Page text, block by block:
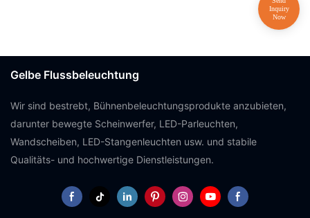
Gelbe Flussbeleuchtung
Wir sind bestrebt, Bühnenbeleuchtungsprodukte anzubieten,
darunter bewegte Scheinwerfer, LED-Parleuchten,
Wandscheiben, LED-Stangenleuchten usw. und stabile
Qualitäts- und hochwertige Dienstleistungen.